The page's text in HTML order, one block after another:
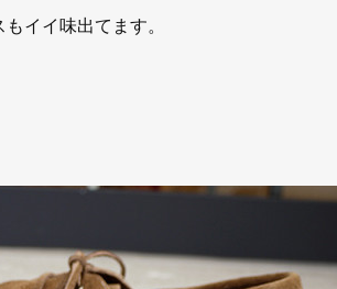
イイ味出てます。